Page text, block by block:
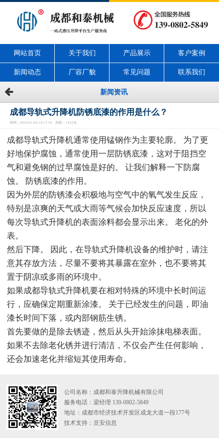
网站首页 关于我们 产品展示 客户案例
新闻动态 厂容厂貌 常见问题 联系我们
新闻资讯
成都导轨式升降机防锈底漆的作用是什么？
时间：2023-01-04 14:17:53 浏览：1332次
成都导轨式升降机通常使用锰钢作为主要轮廓。 为了更
好地保护腐蚀，通常使用一层防锈底漆，这对于阻挡空
气和避免钢的过早腐蚀是好的。 让我们解释一下防腐
蚀。 防锈底漆的作用。
因为外层的防锈漆会积极地与空气中的氧气发生反应，
特别是凉爽的天气或大雨等气候会加快反应速度，所以
每次导轨式升降机的表面涂料都会显示出来。 老化的外
表。
然后下降。 因此，在导轨式升降机设备的维护时，请注
意其存放方法，尽量不要将其暴露在室外，也不要将其
置于阴凉或多雨的环境中。
如果成都导轨式升降机要在相对特殊的环境中长时间运
行，应确保定期重新涂漆。 关于已经发生的问题，即油
漆长时间下落，或内部钢筋生锈。
首先要做的是除去锈迹，然后从头开始涂抹电梯表面。
如果不去除老化锈并进行清洁，不仅会产生任何影响，
还会加速老化并缩短其使用寿命。
公司名称：成都和泰升降机械有限公司
服务电话：梁经理 139-0802-5849
地址：成都市经济技术开发区成龙大道一段177号
技术支持： 亘安信息